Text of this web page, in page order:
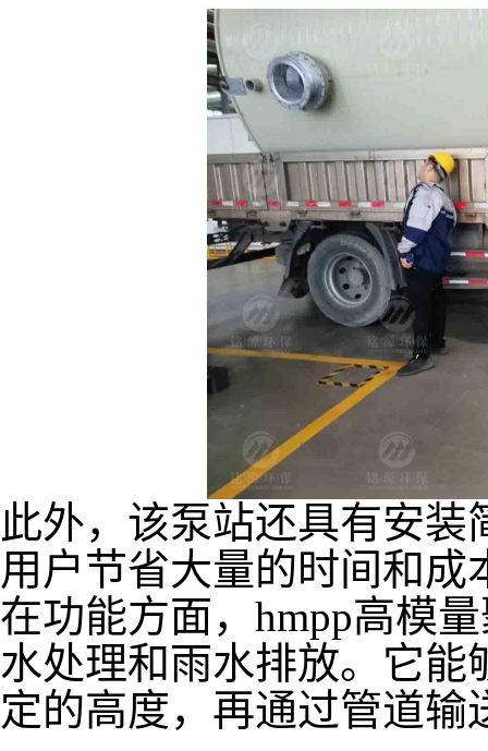
此外，该泵站还具有安
用户节省大量的时间和成
在功能方面， hmpp高模
水处理和雨水排放。它能
定的高度，再通过管道输